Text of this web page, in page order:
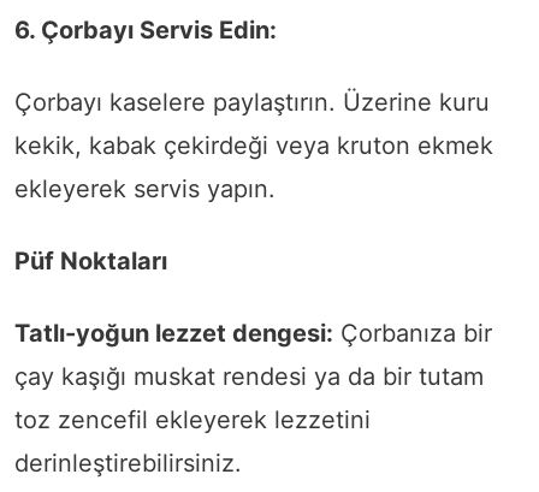
6. Çorbayı Servis Edin:
Çorbayı kaselere paylaştırın. Üzerine kuru
kekik, kabak çekirdeği veya kruton ekmek
ekleyerek servis yapın.
Püf Noktaları
Tatlı-yoğun lezzet dengesi: Çorbanıza bir
çay kaşığı muskat rendesi ya da bir tutam
toz zencefil ekleyerek lezzetini
derinleştirebilirsiniz.